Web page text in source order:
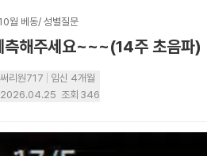
월 베동/ 성별질문
측해주세요~~~(14주 초음파)
써리원717
임신 4개월
2026.04.25 조회 346